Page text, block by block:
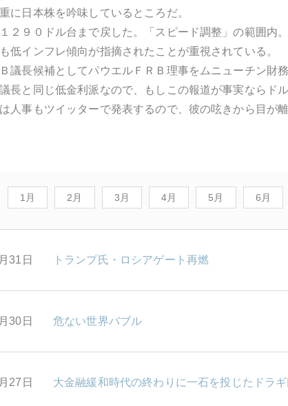
に日本株を吟味しているところだ。
２９０ドル台まで戻した。「スピード調整」の範囲内。
低インフレ傾向が指摘されたことが重視されている。
議長候補としてパウエルＦＲＢ理事をムニューチン財
長と同じ低金利派なので、もしこの報道が事実ならド
人事もツイッターで発表するので、彼の呟きから目が
1月 2月 3月 4月 5月 6月
31日 トランプ氏・ロシアゲート再燃
30日 危ない世界バブル
27日 大金融緩和時代の終わりに一石を投じたドラギ